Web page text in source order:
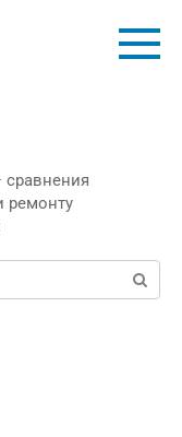
ремонту